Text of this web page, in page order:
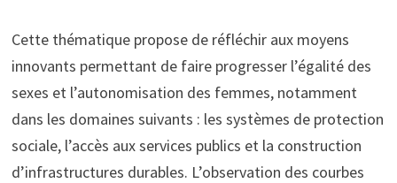
Cette thématique propose de réfléchir aux moyens
innovants permettant de faire progresser l’égalité des
sexes et l’autonomisation des femmes, notamment
dans les domaines suivants : les systèmes de protection
sociale, l’accès aux services publics et la construction
d’infrastructures durables. L’observation des courbes